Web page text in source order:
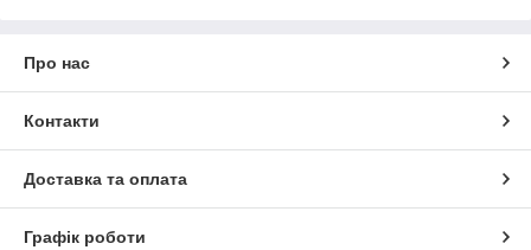
Про нас
Контакти
Доставка та оплата
Графік роботи